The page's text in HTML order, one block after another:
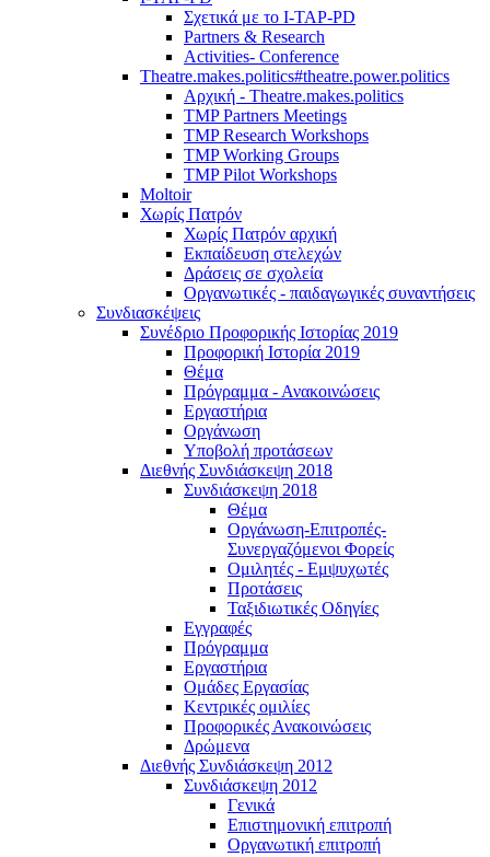
Σχετικά με το I-TAP-PD
Partners & Research
Activities- Conference
Theatre.makes.politics#theatre.power.politics
Αρχική - Theatre.makes.politics
TMP Partners Meetings
TMP Research Workshops
TMP Working Groups
TMP Pilot Workshops
Moltoir
Χωρίς Πατρόν
Χωρίς Πατρόν αρχική
Εκπαίδευση στελεχών
Δράσεις σε σχολεία
Οργανωτικές - παιδαγωγικές συναντήσεις
Συνδιασκέψεις
Συνέδριο Προφορικής Ιστορίας 2019
Προφορική Ιστορία 2019
Θέμα
Πρόγραμμα - Ανακοινώσεις
Εργαστήρια
Οργάνωση
Υποβολή προτάσεων
Διεθνής Συνδιάσκεψη 2018
Συνδιάσκεψη 2018
Θέμα
Οργάνωση-Επιτροπές-
Συνεργαζόμενοι Φορείς
Ομιλητές - Εμψυχωτές
Προτάσεις
Ταξιδιωτικές Οδηγίες
Εγγραφές
Πρόγραμμα
Εργαστήρια
Ομάδες Εργασίας
Κεντρικές ομιλίες
Προφορικές Ανακοινώσεις
Δρώμενα
Διεθνής Συνδιάσκεψη 2012
Συνδιάσκεψη 2012
Γενικά
Επιστημονική επιτροπή
Οργανωτική επιτροπή